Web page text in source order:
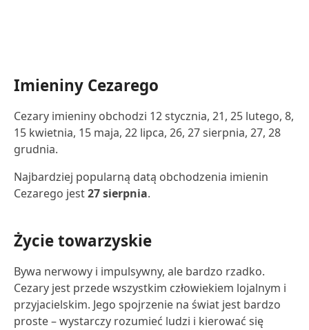
Imieniny Cezarego
Cezary imieniny obchodzi 12 stycznia, 21, 25 lutego, 8,
15 kwietnia, 15 maja, 22 lipca, 26, 27 sierpnia, 27, 28
grudnia.
Najbardziej popularną datą obchodzenia imienin
Cezarego jest27 sierpnia.
Życie towarzyskie
Bywa nerwowy i impulsywny, ale bardzo rzadko.
Cezary jest przede wszystkim człowiekiem lojalnym i
przyjacielskim. Jego spojrzenie na świat jest bardzo
proste – wystarczy rozumieć ludzi i kierować się